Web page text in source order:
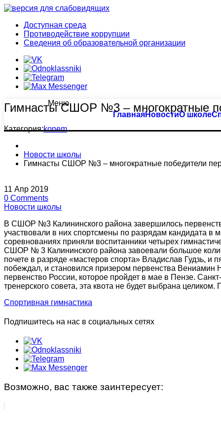
Доступная среда
Противодействие коррупции
Сведения об образовательной организации
Меню
ГлавнаяНовостиО школе
Тхэквондо
Биатлон
Плавание
Пулевая стрельба (спорт глухих)
Синхронное плавание
Современное пятиборье
Спортивная гимнастика
Фехтование
НАБОР
Документы по спортивной подготовке
Большой бассейн
Оздоровительное плавание
Семейное плавание
Аквааэробика
Индивидуальные занятия
Малый бассейн
Группа «Веселый лягушонок»
Группа «Мать и дитя»
Группа «Русалочка»
Индивидуальные занятия
Гимнасты СШОР №3 – многократные
Категория:konem
Новости школы
Гимнасты СШОР №3 – многократные победители
11 Апр 2019
0 Comments
Новости школы
В СШОР №3 Калининского района завершилось
участвовали в них спортсмены по разрядам кандидата в
соревнованиях приняли воспитанники четырех
СШОР № 3 Калининского района завоевали большое
почете в разряде «мастеров спорта» Владислав Гудзь, и
побеждал, и становился призером первенства
первенство России, которое пройдет в мае в Пензе.
тренерского совета, эта квота не будет выбрана
Спортивная гимнастика
Подпишитесь на нас в социальных сетях
Возможно, вас также заинтересует: